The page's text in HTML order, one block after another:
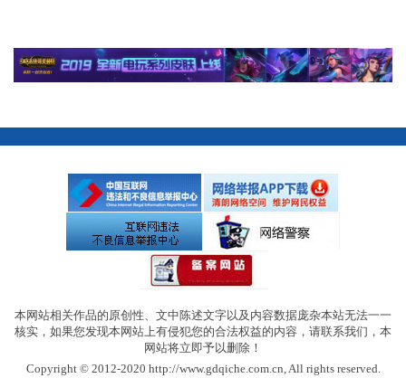
本网站相关作品的原创性、文中陈述文字以及内容数据庞杂本站无法一一
核实，如果您发现本网站上有侵犯您的合法权益的内容，请联系我们，本
网站将立即予以删除！
Copyright © 2012-2020 http://www.gdqiche.com.cn, All rights reserved.